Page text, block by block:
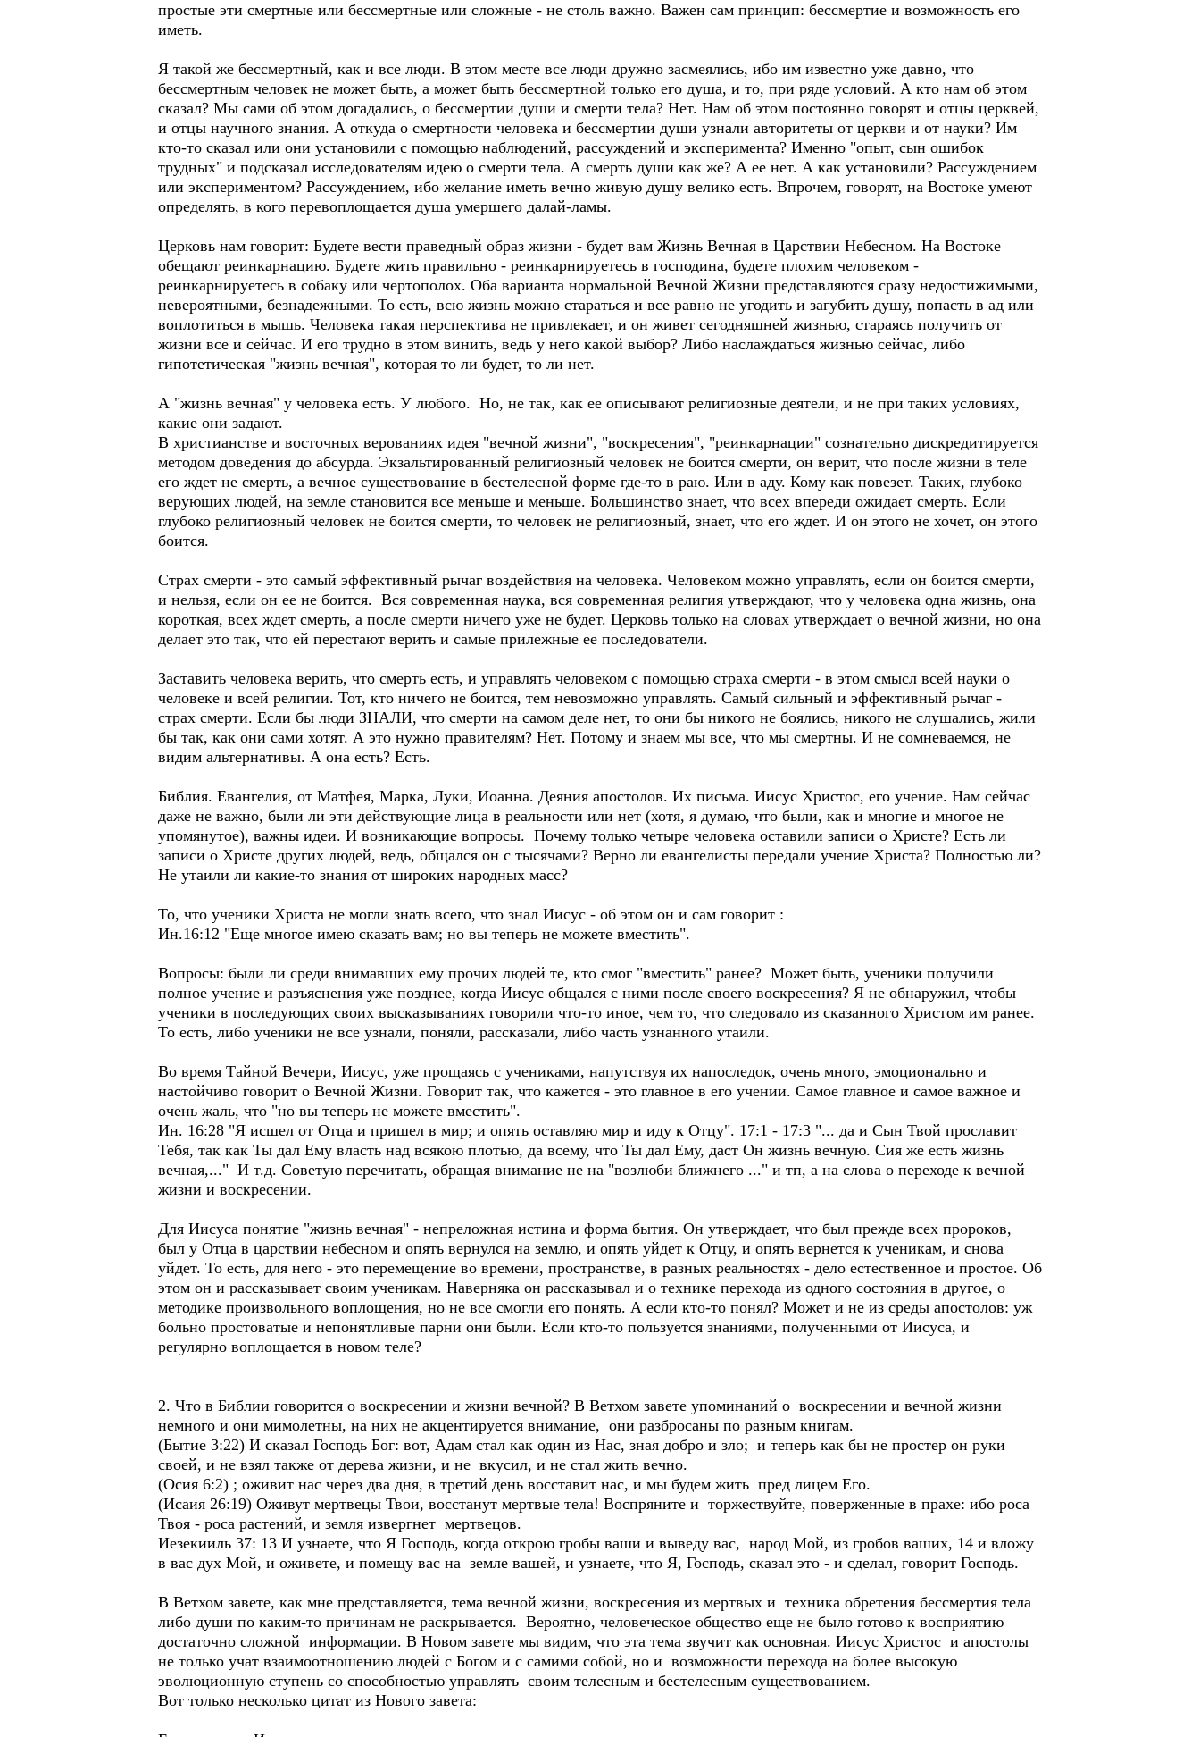
простые эти смертные или бессмертные или сложные - не столь важно. Важен сам принцип: бессмертие и возможность его
иметь.
Я такой же бессмертный, как и все люди. В этом месте все люди дружно засмеялись, ибо им известно уже давно, что
бессмертным человек не может быть, а может быть бессмертной только его душа, и то, при ряде условий. А кто нам об этом
сказал? Мы сами об этом догадались, о бессмертии души и смерти тела? Нет. Нам об этом постоянно говорят и отцы церквей,
и отцы научного знания. А откуда о смертности человека и бессмертии души узнали авторитеты от церкви и от науки? Им
кто-то сказал или они установили с помощью наблюдений, рассуждений и эксперимента? Именно "опыт, сын ошибок
трудных" и подсказал исследователям идею о смерти тела. А смерть души как же? А ее нет. А как установили? Рассуждением
или экспериментом? Рассуждением, ибо желание иметь вечно живую душу велико есть. Впрочем, говорят, на Востоке умеют
определять, в кого перевоплощается душа умершего далай-ламы.
Церковь нам говорит: Будете вести праведный образ жизни - будет вам Жизнь Вечная в Царствии Небесном. На Востоке
обещают реинкарнацию. Будете жить правильно - реинкарнируетесь в господина, будете плохим человеком -
реинкарнируетесь в собаку или чертополох. Оба варианта нормальной Вечной Жизни представляются сразу недостижимыми,
невероятными, безнадежными. То есть, всю жизнь можно стараться и все равно не угодить и загубить душу, попасть в ад или
воплотиться в мышь. Человека такая перспектива не привлекает, и он живет сегодняшней жизнью, стараясь получить от
жизни все и сейчас. И его трудно в этом винить, ведь у него какой выбор? Либо наслаждаться жизнью сейчас, либо
гипотетическая "жизнь вечная", которая то ли будет, то ли нет.
А "жизнь вечная" у человека есть. У любого. Но, не так, как ее описывают религиозные деятели, и не при таких условиях,
какие они задают.
В христианстве и восточных верованиях идея "вечной жизни", "воскресения", "реинкарнации" сознательно дискредитируется
методом доведения до абсурда. Экзальтированный религиозный человек не боится смерти, он верит, что после жизни в теле
его ждет не смерть, а вечное существование в бестелесной форме где-то в раю. Или в аду. Кому как повезет. Таких, глубоко
верующих людей, на земле становится все меньше и меньше. Большинство знает, что всех впереди ожидает смерть. Если
глубоко религиозный человек не боится смерти, то человек не религиозный, знает, что его ждет. И он этого не хочет, он этого
боится.
Страх смерти - это самый эффективный рычаг воздействия на человека. Человеком можно управлять, если он боится смерти,
и нельзя, если он ее не боится. Вся современная наука, вся современная религия утверждают, что у человека одна жизнь, она
короткая, всех ждет смерть, а после смерти ничего уже не будет. Церковь только на словах утверждает о вечной жизни, но она
делает это так, что ей перестают верить и самые прилежные ее последователи.
Заставить человека верить, что смерть есть, и управлять человеком с помощью страха смерти - в этом смысл всей науки о
человеке и всей религии. Тот, кто ничего не боится, тем невозможно управлять. Самый сильный и эффективный рычаг -
страх смерти. Если бы люди ЗНАЛИ, что смерти на самом деле нет, то они бы никого не боялись, никого не слушались, жили
бы так, как они сами хотят. А это нужно правителям? Нет. Потому и знаем мы все, что мы смертны. И не сомневаемся, не
видим альтернативы. А она есть? Есть.
Библия. Евангелия, от Матфея, Марка, Луки, Иоанна. Деяния апостолов. Их письма. Иисус Христос, его учение. Нам сейчас
даже не важно, были ли эти действующие лица в реальности или нет (хотя, я думаю, что были, как и многие и многое не
упомянутое), важны идеи. И возникающие вопросы. Почему только четыре человека оставили записи о Христе? Есть ли
записи о Христе других людей, ведь, общался он с тысячами? Верно ли евангелисты передали учение Христа? Полностью ли?
Не утаили ли какие-то знания от широких народных масс?
То, что ученики Христа не могли знать всего, что знал Иисус - об этом он и сам говорит :
Ин.16:12 "Еще многое имею сказать вам; но вы теперь не можете вместить".
Вопросы: были ли среди внимавших ему прочих людей те, кто смог "вместить" ранее? Может быть, ученики получили
полное учение и разъяснения уже позднее, когда Иисус общался с ними после своего воскресения? Я не обнаружил, чтобы
ученики в последующих своих высказываниях говорили что-то иное, чем то, что следовало из сказанного Христом им ранее.
То есть, либо ученики не все узнали, поняли, рассказали, либо часть узнанного утаили.
Во время Тайной Вечери, Иисус, уже прощаясь с учениками, напутствуя их напоследок, очень много, эмоционально и
настойчиво говорит о Вечной Жизни. Говорит так, что кажется - это главное в его учении. Самое главное и самое важное и
очень жаль, что "но вы теперь не можете вместить".
Ин. 16:28 "Я исшел от Отца и пришел в мир; и опять оставляю мир и иду к Отцу". 17:1 - 17:3 "... да и Сын Твой прославит
Тебя, так как Ты дал Ему власть над всякою плотью, да всему, что Ты дал Ему, даст Он жизнь вечную. Сия же есть жизнь
вечная,..." И т.д. Советую перечитать, обращая внимание не на "возлюби ближнего ..." и тп, а на слова о переходе к вечной
жизни и воскресении.
Для Иисуса понятие "жизнь вечная" - непреложная истина и форма бытия. Он утверждает, что был прежде всех пророков,
был у Отца в царствии небесном и опять вернулся на землю, и опять уйдет к Отцу, и опять вернется к ученикам, и снова
уйдет. То есть, для него - это перемещение во времени, пространстве, в разных реальностях - дело естественное и простое. Об
этом он и рассказывает своим ученикам. Наверняка он рассказывал и о технике перехода из одного состояния в другое, о
методике произвольного воплощения, но не все смогли его понять. А если кто-то понял? Может и не из среды апостолов: уж
больно простоватые и непонятливые парни они были. Если кто-то пользуется знаниями, полученными от Иисуса, и
регулярно воплощается в новом теле?
2. Что в Библии говорится о воскресении и жизни вечной? В Ветхом завете упоминаний о воскресении и вечной жизни
немного и они мимолетны, на них не акцентируется внимание, они разбросаны по разным книгам.
(Бытие 3:22) И сказал Господь Бог: вот, Адам стал как один из Нас, зная добро и зло; и теперь как бы не простер он руки
своей, и не взял также от дерева жизни, и не вкусил, и не стал жить вечно.
(Осия 6:2) ; оживит нас через два дня, в третий день восставит нас, и мы будем жить пред лицем Его.
(Исаия 26:19) Оживут мертвецы Твои, восстанут мертвые тела! Воспряните и торжествуйте, поверженные в прахе: ибо роса
Твоя - роса растений, и земля извергнет мертвецов.
Иезекииль 37: 13 И узнаете, что Я Господь, когда открою гробы ваши и выведу вас, народ Мой, из гробов ваших, 14 и вложу
в вас дух Мой, и оживете, и помещу вас на земле вашей, и узнаете, что Я, Господь, сказал это - и сделал, говорит Господь.
В Ветхом завете, как мне представляется, тема вечной жизни, воскресения из мертвых и техника обретения бессмертия тела
либо души по каким-то причинам не раскрывается. Вероятно, человеческое общество еще не было готово к восприятию
достаточно сложной информации. В Новом завете мы видим, что эта тема звучит как основная. Иисус Христос и апостолы
не только учат взаимоотношению людей с Богом и с самими собой, но и возможности перехода на более высокую
эволюционную ступень со способностью управлять своим телесным и бестелесным существованием.
Вот только несколько цитат из Нового завета: